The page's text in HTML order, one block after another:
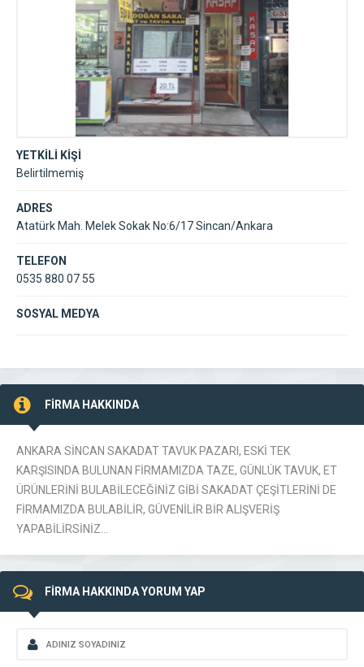
YETKİLİ KİŞİ
Belirtilmemiş
ADRES
Atatürk Mah. Melek Sokak No:6/17 Sincan/Ankara
TELEFON
0535 880 07 55
SOSYAL MEDYA
FİRMA HAKKINDA
ANKARA SİNCAN SAKADAT TAVUK PAZARI, ESKİ TEK
KARŞISINDA BULUNAN FİRMAMIZDA TAZE, GÜNLÜK TAVUK, ET
ÜRÜNLERİNİ BULABİLECEĞİNİZ GİBİ SAKADAT ÇEŞİTLERİNİ DE
FİRMAMIZDA BULABİLİR, GÜVENİLİR BİR ALIŞVERİŞ
YAPABİLİRSİNİZ…
FİRMA HAKKINDA YORUM YAP